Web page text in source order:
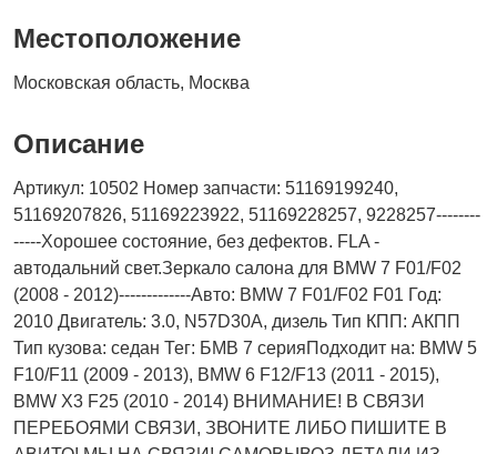
Местоположение
Московская область, Москва
Описание
Артикул: 10502 Номер запчасти: 51169199240,
51169207826, 51169223922, 51169228257, 9228257--------
-----Хорошее состояние, без дефектов. FLA -
автодальний свет.Зеркало салона для BMW 7 F01/F02
(2008 - 2012)-------------Авто: BMW 7 F01/F02 F01 Год:
2010 Двигатель: 3.0, N57D30A, дизель Тип КПП: АКПП
Тип кузова: седан Тег: БМВ 7 серияПодходит на: BMW 5
F10/F11 (2009 - 2013), BMW 6 F12/F13 (2011 - 2015),
BMW X3 F25 (2010 - 2014) ВНИМАНИЕ! В СВЯЗИ
ПЕРЕБОЯМИ СВЯЗИ, ЗВОНИТЕ ЛИБО ПИШИТЕ В